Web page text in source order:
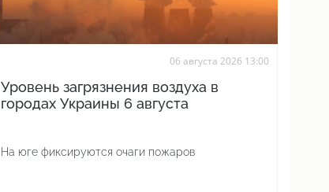
06 августа 2026 13:00
Уровень загрязнения воздуха в
городах Украины 6 августа
На юге фиксируются очаги пожаров